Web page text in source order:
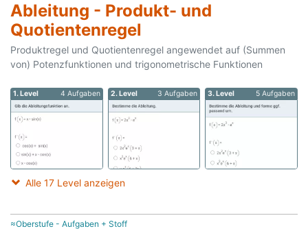
Ableitung - Produkt- und
Quotientenregel
Produktregel und Quotientenregel angewendet auf (Summen
von) Potenzfunktionen und trigonometrische Funktionen
1. Level 4 Aufgaben 2. Level 3 Aufgaben 3. Level 5 Aufgaben
Alle 17 Level anzeigen
≈Oberstufe - Aufgaben + Stoff